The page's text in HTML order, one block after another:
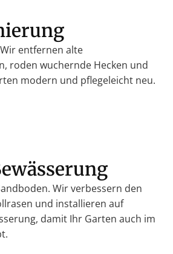
entfernen alte
roden wuchernde Hecken und
modern und pflegeleicht neu.
Wir verbessern den
und installieren auf
damit Ihr Garten auch im